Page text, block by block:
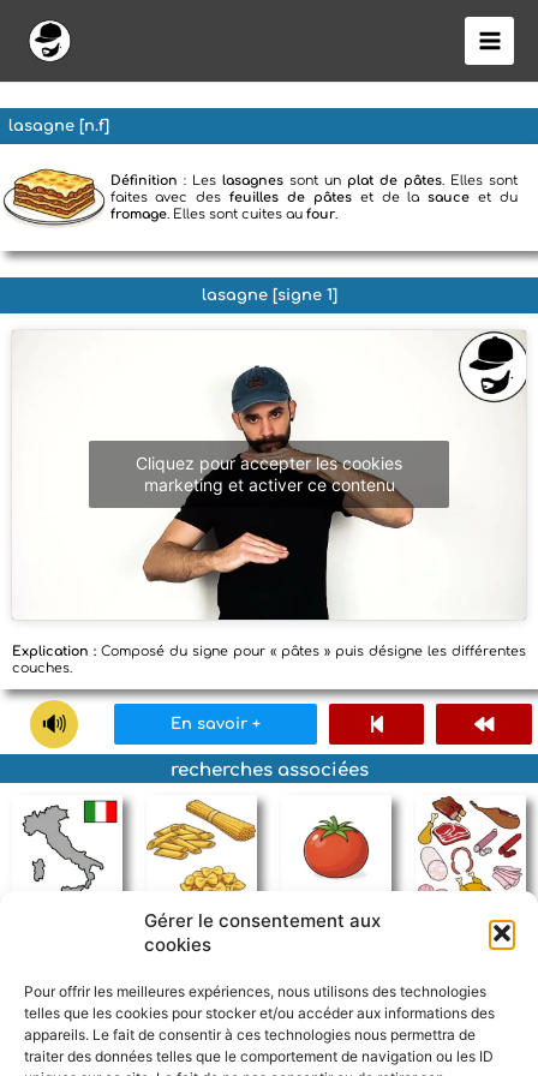
Gérer le consentement aux
cookies
Pour offrir les meilleures expériences, nous utilisons des technologies
telles que les cookies pour stocker et/ou accéder aux informations des
appareils. Le fait de consentir à ces technologies nous permettra de
traiter des données telles que le comportement de navigation ou les ID
contenu
lasagne [n.f]
Définition : Les lasagnessont un plat de pâtes. Elles sont
faites avec desfeuilles de pâteset de lasauce et du
fromage. Elles sont cuites au four.
lasagne [signe 1]
Cliquez pour accepter les cookies
marketing et activer ce contenu
Explication : Composé du signe pour « pâtes » puis désigne les différentes
couches.
En savoir +
recherches associées
pâte tomate viande